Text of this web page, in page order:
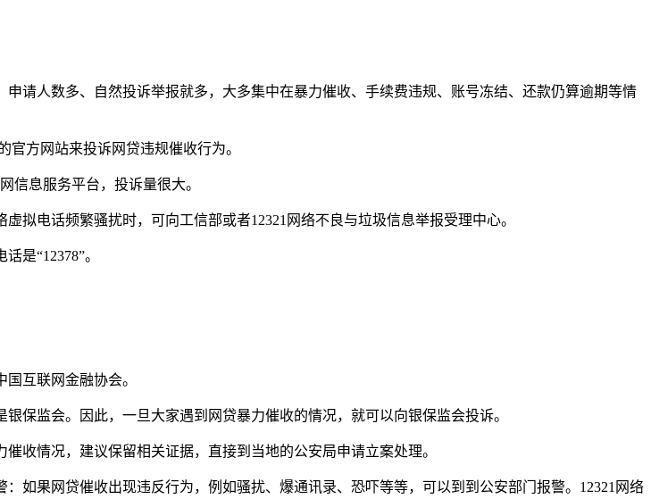
请人数多、自然投诉举报就多，大多集中在暴力催收、手续费违规、账号冻结、还款仍算逾期等情
方网站来投诉网贷违规催收行为。
信息服务平台，投诉量很大。
拟电话频繁骚扰时，可向工信部或者12321网络不良与垃圾信息举报受理中心。
是“12378”。
互联网金融协会。
保监会。因此，一旦大家遇到网贷暴力催收的情况，就可以向银保监会投诉。
收情况，建议保留相关证据，直接到当地的公安局申请立案处理。
如果网贷催收出现违反行为，例如骚扰、爆通讯录、恐吓等等，可以到到公安部门报警。12321网络